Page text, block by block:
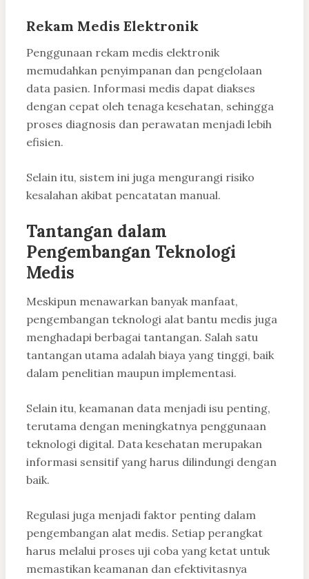
Rekam Medis Elektronik
Penggunaan rekam medis elektronik
memudahkan penyimpanan dan pengelolaan
data pasien. Informasi medis dapat diakses
dengan cepat oleh tenaga kesehatan, sehingga
proses diagnosis dan perawatan menjadi lebih
efisien.
Selain itu, sistem ini juga mengurangi risiko
kesalahan akibat pencatatan manual.
Tantangan dalam
Pengembangan Teknologi
Medis
Meskipun menawarkan banyak manfaat,
pengembangan teknologi alat bantu medis juga
menghadapi berbagai tantangan. Salah satu
tantangan utama adalah biaya yang tinggi, baik
dalam penelitian maupun implementasi.
Selain itu, keamanan data menjadi isu penting,
terutama dengan meningkatnya penggunaan
teknologi digital. Data kesehatan merupakan
informasi sensitif yang harus dilindungi dengan
baik.
Regulasi juga menjadi faktor penting dalam
pengembangan alat medis. Setiap perangkat
harus melalui proses uji coba yang ketat untuk
memastikan keamanan dan efektivitasnya